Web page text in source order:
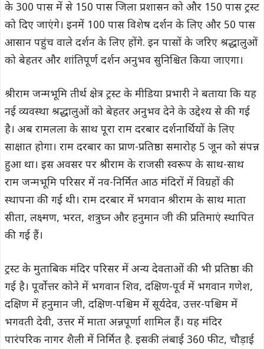
के 300 पास में से 150 पास जिला प्रशासन को और 150 पास ट्रस्ट
को दिए जाएंगे। इनमें 100 पास विशेष दर्शन के लिए और 50 पास
आसान पहुंच वाले दर्शन के लिए होंगे. इन पासों के जरिए श्रद्धालुओं
को बेहतर और शांतिपूर्ण दर्शन अनुभव सुनिश्चित किया जाएगा।
श्रीराम जन्मभूमि तीर्थ क्षेत्र ट्रस्ट के मीडिया प्रभारी ने बताया कि यह
नई व्यवस्था श्रद्धालुओं को बेहतर अनुभव देने के उद्देश्य से की गई
है। अब रामलला के साथ पूरा राम दरबार दर्शनार्थियों के लिए
साक्षात होगा। राम दरबार का प्राण-प्रतिष्ठा समारोह 5 जून को संपन्न
हुआ था। इस अवसर पर श्रीराम के राजसी स्वरूप के साथ-साथ
राम जन्मभूमि परिसर में नव-निर्मित आठ मंदिरों में विग्रहों की
स्थापना की गई थी। राम दरबार में भगवान श्रीराम के साथ माता
सीता, लक्ष्मण, भरत, शत्रुघ्न और हनुमान जी की प्रतिमाएं स्थापित
की गई हैं।
ट्रस्ट के मुताबिक मंदिर परिसर में अन्य देवताओं की भी प्रतिष्ठा की
गई है। पूर्वोत्तर कोने में भगवान शिव, दक्षिण-पूर्व में भगवान गणेश,
दक्षिण में हनुमान जी, दक्षिण-पश्चिम में सूर्यदेव, उत्तर-पश्चिम में
भगवती देवी, उत्तर में माता अन्नपूर्णा शामिल हैं। यह मंदिर
पारंपरिक नागर शैली में निर्मित है. इसकी लंबाई 360 फीट, चौड़ाई